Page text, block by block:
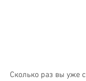
Сколько раз вы уже